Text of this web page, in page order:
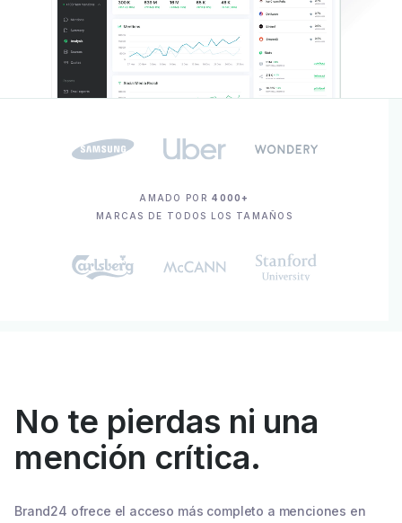
AMADO POR4000+
MARCAS DE TODOS LOS TAMAÑOS
No te pierdas ni una
mención crítica.
Brand24 ofrece el acceso más completo a menciones en